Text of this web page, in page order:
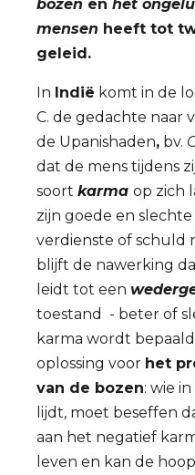
bozen en het
mensen heeft tot
geleid.
In Indië komt in de
C. de gedachte naar
de Upanishaden, bv.
dat de mens tijdens
soort karma op zich
zijn goede en
verdienste of schuld
blijft de nawerking
leidt tot een
toestand - beter of
karma wordt
oplossing voor het
van de bozen: wie
lijdt, moet beseffen
aan het negatief
leven en kan de